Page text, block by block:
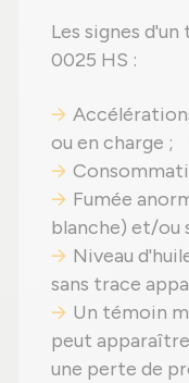
Les signes
0025 HS :
ou en charge ;
Fumée
blanche) et/ou
Niveau
sans trace
Un témoin
peut
une perte de